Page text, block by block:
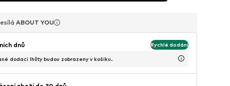
ABOUT YOU
ABOUT YOU
ABOUT YOU
dnů Rychlé dodání
dodací lhůty budou zobrazeny v košíku.